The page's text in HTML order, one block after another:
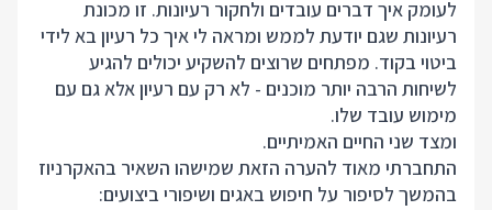
לעומק איך דברים עובדים ולחקור רעיונות. זו מכונת
רעיונות שגם יודעת לממש ומראה לי איך כל רעיון בא לידי
ביטוי בקוד. מפתחים שרוצים להשקיע יכולים להגיע
לשיחות הרבה יותר מוכנים - לא רק עם רעיון אלא גם עם
מימוש עובד שלו.
ומצד שני החיים האמיתיים.
התחברתי מאוד להערה הזאת שמישהו השאיר בהאקרניוז
בהמשך לסיפור על חיפוש באגים ושיפורי ביצועים: